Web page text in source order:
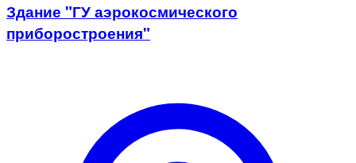
Здание "ГУ аэрокосмического
приборостроения"